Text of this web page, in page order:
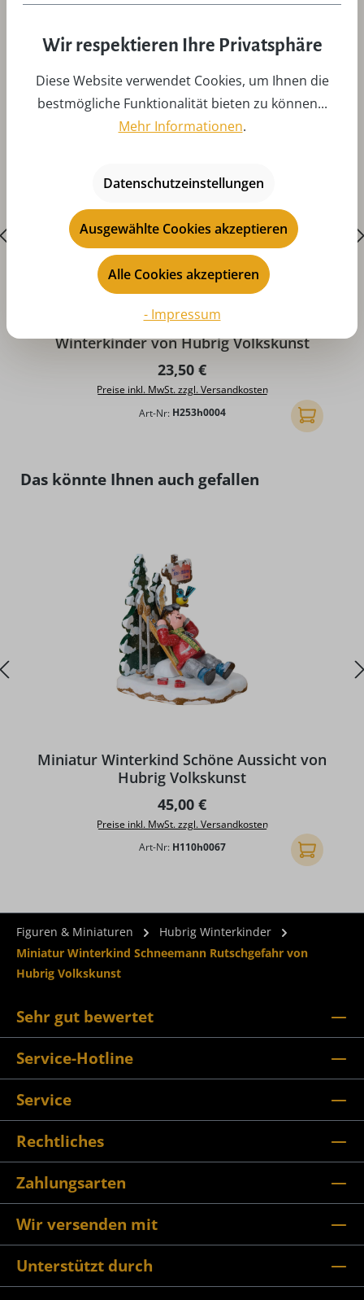
Produktgalerie überspringen
Zubehör
Zubehör - Winterlandschaft für
Winterkinder von Hubrig Volkskunst
Regulärer Preis:
23,50 €
Preise inkl. MwSt. zzgl. Versandkosten
Art-Nr: H253h0004 In den
Produktgalerie überspringen
Das könnte Ihnen auch gefallen
Miniatur Winterkind Schöne Aussicht von
Hubrig Volkskunst
Regulärer Preis:
45,00 €
Preise inkl. MwSt. zzgl. Versandkosten
Art-Nr: H110h0067 In den
Figuren & Miniaturen
Hubrig Winterkinder
Miniatur Winterkind Schneemann Rutschgefahr von
Hubrig Volkskunst
Sehr gut bewertet
Service-Hotline
Service
Rechtliches
Zahlungsarten
Wir versenden mit
Unterstützt durch
Wir respektieren Ihre Privatsphäre
Diese Website verwendet Cookies, um Ihnen die
bestmögliche Funktionalität bieten zu können...
Mehr Informationen.
Datenschutzeinstellungen
Ausgewählte Cookies akzeptieren
Alle Cookies akzeptieren
- Impressum